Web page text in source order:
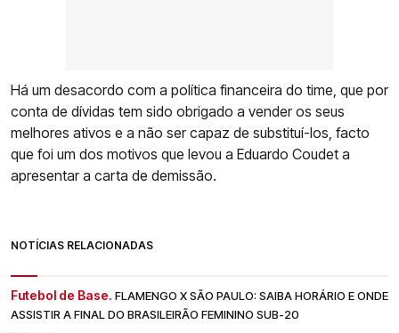
Há um desacordo com a política financeira do time, que por
conta de dívidas tem sido obrigado a vender os seus
melhores ativos e a não ser capaz de substituí-los, facto
que foi um dos motivos que levou a Eduardo Coudet a
apresentar a carta de demissão.
NOTÍCIAS RELACIONADAS
Futebol de Base. FLAMENGO X SÃO PAULO: SAIBA HORÁRIO E ONDE
ASSISTIR A FINAL DO BRASILEIRÃO FEMININO SUB-20